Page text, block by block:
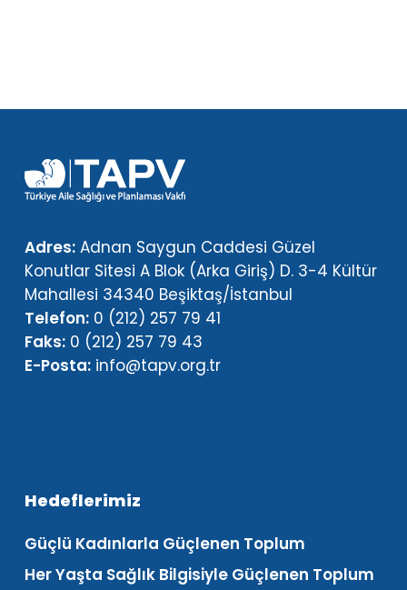
Adres:Adnan Saygun Caddesi Güzel
Konutlar Sitesi A Blok (Arka Giriş) D. 3-4 Kültür
Mahallesi 34340 Beşiktaş/İstanbul
Telefon: 0 (212) 257 79 41
Faks:0 (212) 257 79 43
E-Posta: info@tapv.org.tr
Hedeflerimiz
Güçlü Kadınlarla Güçlenen Toplum
Her Yaşta Sağlık Bilgisiyle Güçlenen Toplum